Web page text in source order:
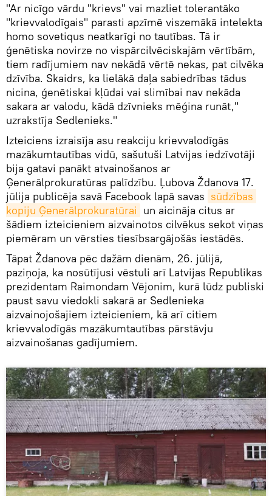
"Ar nicīgo vārdu "krievs" vai mazliet tolerantāko
"krievvalodīgais" parasti apzīmē viszemākā intelekta
homo sovetiqus neatkarīgi no tautības. Tā ir
ģenētiska novirze no vispārcilvēciskajām vērtībām,
tiem radījumiem nav nekādā vērtē nekas, pat cilvēka
dzīvība. Skaidrs, ka lielākā daļa sabiedrības tādus
nicina, ģenētiskai kļūdai vai slimībai nav nekāda
sakara ar valodu, kādā dzīvnieks mēģina runāt,"
uzrakstīja Sedlenieks."
Izteiciens izraisīja asu reakciju krievvalodīgās
mazākumtautības vidū, sašutuši Latvijas iedzīvotāji
bija gatavi panākt atvainošanos ar
Ģenerālprokuratūras palīdzību. Ļubova Ždanova 17.
jūlija publicēja savā Facebook lapā savas sūdzības
kopiju Ģenerālprokuratūrai un aicināja citus ar
šādiem izteicieniem aizvainotos cilvēkus sekot viņas
piemēram un vērsties tiesībsargājošās iestādēs.
Tāpat Ždanova pēc dažām dienām, 26. jūlijā,
paziņoja, ka nosūtījusi vēstuli arī Latvijas Republikas
prezidentam Raimondam Vējonim, kurā lūdz publiski
paust savu viedokli sakarā ar Sedlenieka
aizvainojošajiem izteicieniem, kā arī citiem
krievvalodīgās mazākumtautības pārstāvju
aizvainošanas gadījumiem.